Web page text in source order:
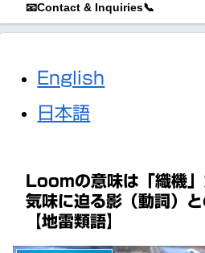
📧Contact & Inquiries📞
English
日本語
Loomの意味は「織機
気味に迫る影（動詞）
【地雷類語】